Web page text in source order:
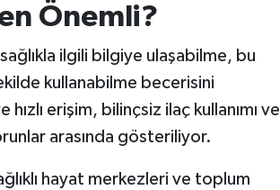
Önemli?
ilgili bilgiye ulaşabilme, bu
kullanabilme becerisini
erişim, bilinçsiz ilaç kullanımı ve
arasında gösteriliyor.
hayat merkezleri ve toplum